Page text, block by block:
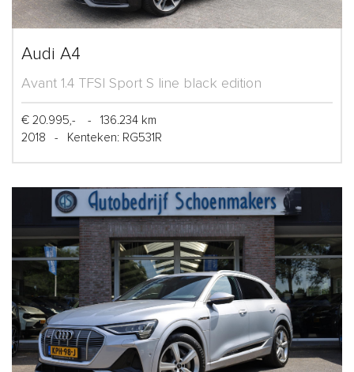
Audi A4
Avant 1.4 TFSI Sport S line black edition
€ 20.995,- -
136.234 km
2018
- Kenteken: RG531R